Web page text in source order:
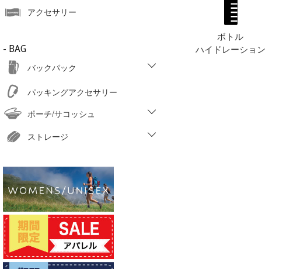
アクセサリー
- BAG
バックパック
パッキングアクセサリー
ポーチ/サコッシュ
ストレージ
ボトル
ハイドレーション